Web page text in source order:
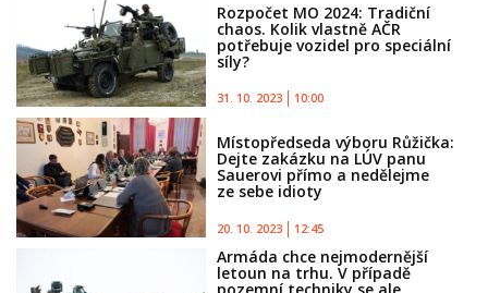
Rozpočet MO 2024: Tradiční
chaos. Kolik vlastně AČR
potřebuje vozidel pro speciální
síly?
31. 10. 2023 10:00
Místopředseda výboru Růžička:
Dejte zakázku na LÚV panu
Sauerovi přímo a nedělejme
ze sebe idioty
20. 10. 2023 12:45
Armáda chce nejmodernější
letoun na trhu. V případě